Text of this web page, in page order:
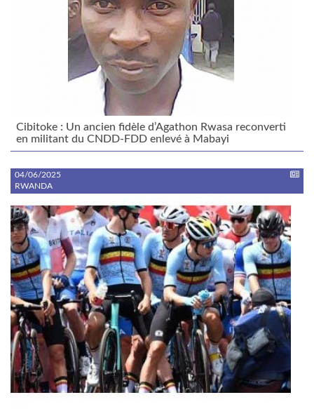
Cibitoke : Un ancien fidèle d’Agathon Rwasa reconverti
en militant du CNDD-FDD enlevé à Mabayi
04/06/2025
RWANDA